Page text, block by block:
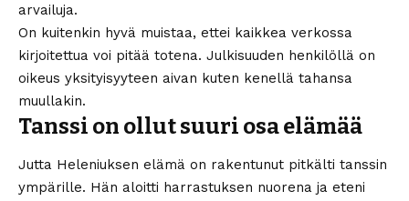
arvailuja.
On kuitenkin hyvä muistaa, ettei kaikkea verkossa
kirjoitettua voi pitää totena. Julkisuuden henkilöllä on
oikeus yksityisyyteen aivan kuten kenellä tahansa
muullakin.
Tanssi on ollut suuri osa elämää
Jutta Heleniuksen elämä on rakentunut pitkälti tanssin
ympärille. Hän aloitti harrastuksen nuorena ja eteni